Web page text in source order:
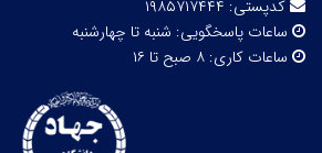
کدپستی: ۱۹۸۵۷۱۷۴۴۴
ساعات پاسخگویی: شنبه تا چهارشنبه
ساعات کاری: ۸ صبح تا ۱۶